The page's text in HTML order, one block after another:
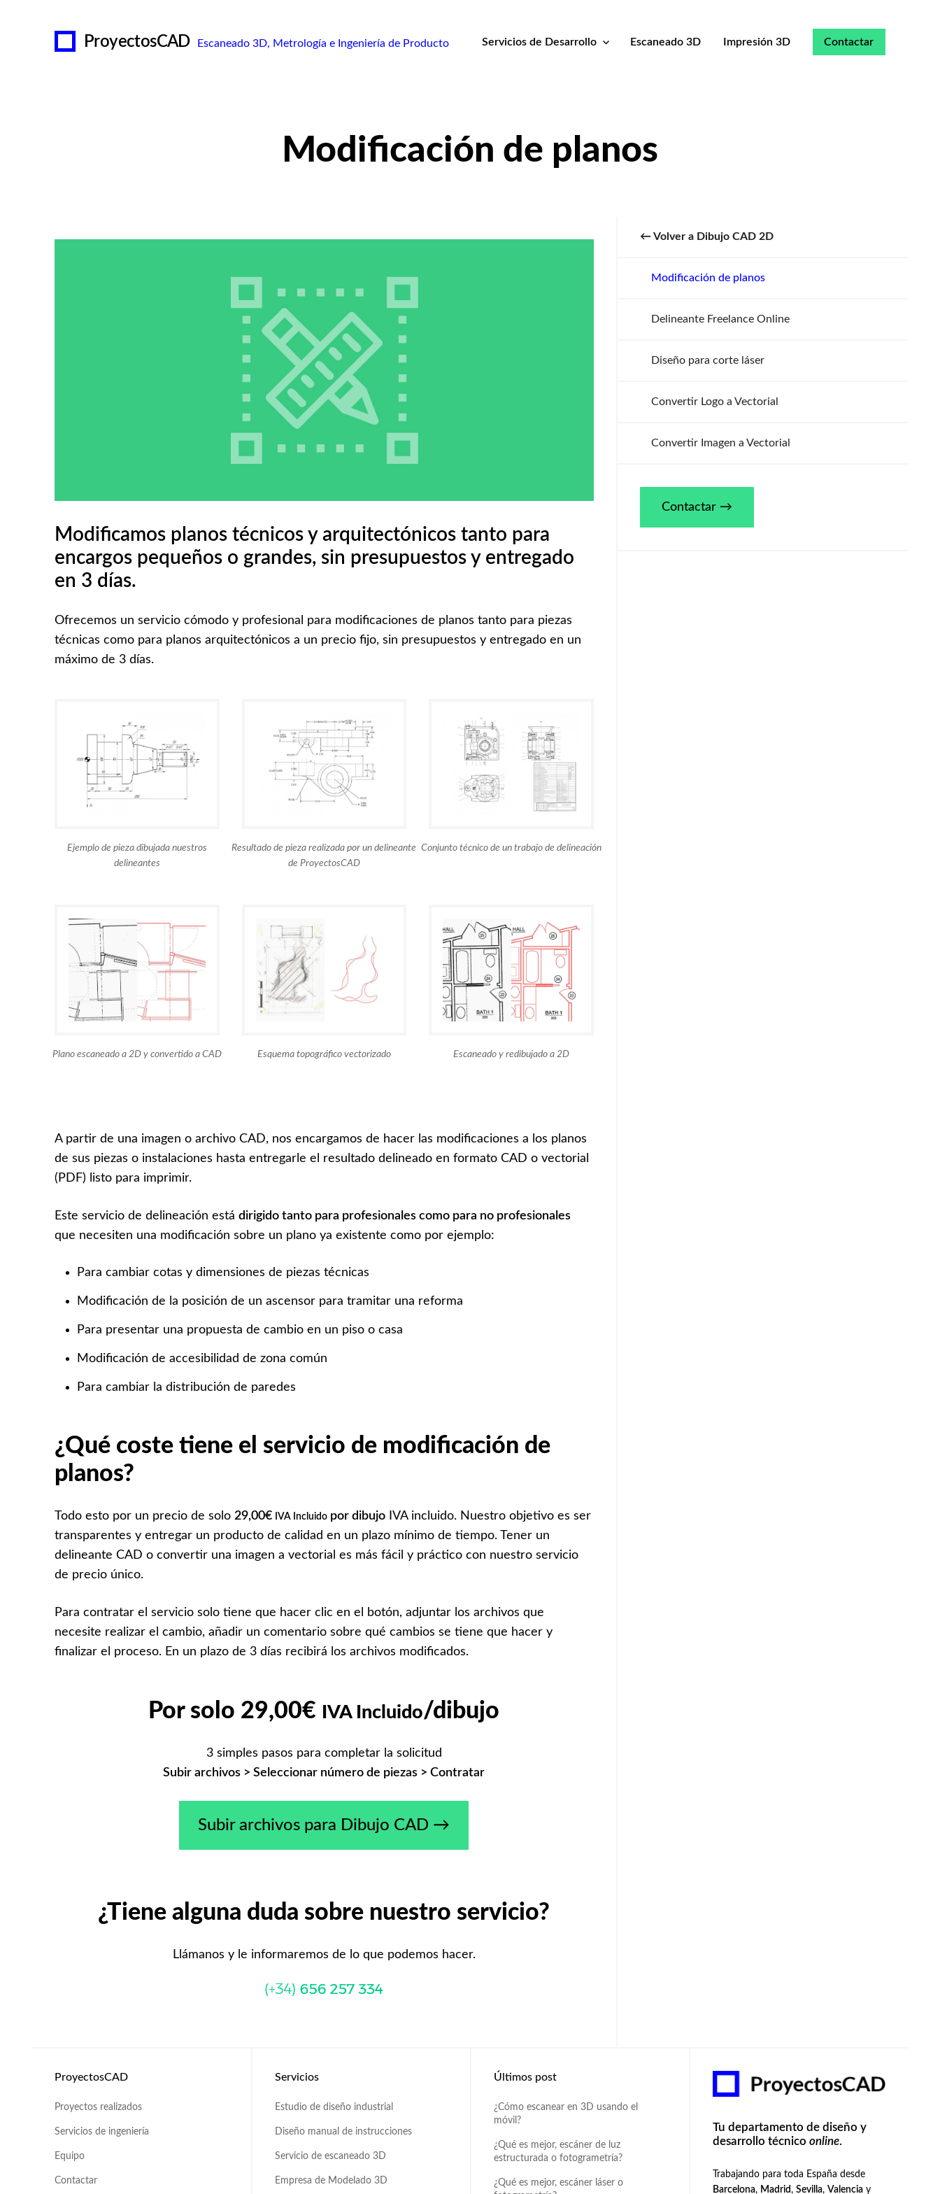
ProyectosCAD Escaneado 3D, Metrología e Ingeniería de Producto Servicios de Desarrollo Escaneado 3D Impresión 3D Contactar
Modificación de planos
Modificamos planos técnicos y arquitectónicos tanto para
encargos pequeños o grandes, sin presupuestos y entregado
en 3 días.
Ofrecemos un servicio cómodo y profesional para modificaciones de planos tanto para piezas
técnicas como para planos arquitectónicos a un precio fijo, sin presupuestos y entregado en un
máximo de 3 días.
Ejemplo de pieza dibujada nuestros
delineantes
Resultado de pieza realizada por un delineante
de ProyectosCAD
Conjunto técnico de un trabajo de delineación
Plano escaneado a 2D y convertido a CAD Esquema topográfico vectorizado Escaneado y redibujado a 2D
A partir de una imagen o archivo CAD, nos encargamos de hacer las modificaciones a los planos
de sus piezas o instalaciones hasta entregarle el resultado delineado en formato CAD o vectorial
(PDF) listo para imprimir.
Este servicio de delineación está dirigido tanto para profesionales como para no profesionales
que necesiten una modificación sobre un plano ya existente como por ejemplo:
Para cambiar cotas y dimensiones de piezas técnicas
Modificación de la posición de un ascensor para tramitar una reforma
Para presentar una propuesta de cambio en un piso o casa
Modificación de accesibilidad de zona común
Para cambiar la distribución de paredes
¿Qué coste tiene el servicio de modificación de
planos?
Todo esto por un precio de solo 29,00€ IVA Incluido por dibujo IVA incluido. Nuestro objetivo es ser
transparentes y entregar un producto de calidad en un plazo mínimo de tiempo. Tener un
delineante CAD o convertir una imagen a vectorial es más fácil y práctico con nuestro servicio
de precio único.
Para contratar el servicio solo tiene que hacer clic en el botón, adjuntar los archivos que
necesite realizar el cambio, añadir un comentario sobre qué cambios se tiene que hacer y
finalizar el proceso. En un plazo de 3 días recibirá los archivos modificados.
Por solo 29,00€ IVA Incluido/dibujo
3 simples pasos para completar la solicitud
Subir archivos > Seleccionar número de piezas > Contratar
Subir archivos para Dibujo CAD →
¿Tiene alguna duda sobre nuestro servicio?
Llámanos y le informaremos de lo que podemos hacer.
Dibujo CAD 2D
Modificación de planos
Delineante Freelance Online
Diseño para corte láser
Convertir Logo a Vectorial
Convertir Imagen a Vectorial
Contactar →
ProyectosCAD
Proyectos realizados
Servicios de ingeniería
Equipo
Contactar
Servicios
Estudio de diseño industrial
Diseño manual de instrucciones
Servicio de escaneado 3D
Empresa de Modelado 3D
Últimos post
¿Cómo escanear en 3D usando el
móvil?
¿Qué es mejor, escáner de luz
estructurada o fotogrametría?
¿Qué es mejor, escáner láser o
Tu departamento de diseño y
desarrollo técnico online.
Trabajando para toda España desde
Barcelona, Madrid, Sevilla, Valencia y